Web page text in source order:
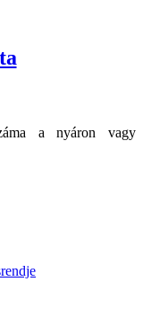
a nyáron vagy